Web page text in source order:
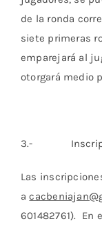
de la ronda
siete primeras
emparejará al
otorgará medio
3.-
Las
a
601482761). En